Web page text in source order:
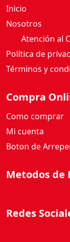
Inicio
Nosotros
Atención al
Política de
Términos y
Compra
Como comprar
Mi cuenta
Boton de
Metodos de
Redes